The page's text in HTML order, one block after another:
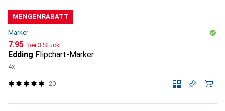
MENGENRABATT
Marker
CHF
7.95 bei 3 Stück
Edding Flipchart-Marker
4x
20